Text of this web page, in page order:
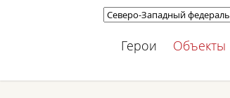
Герои Объекты